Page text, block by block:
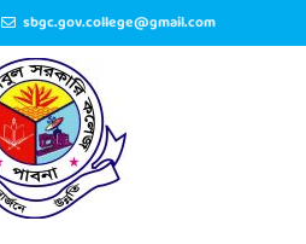
sbgc.gov.college@gmail.com